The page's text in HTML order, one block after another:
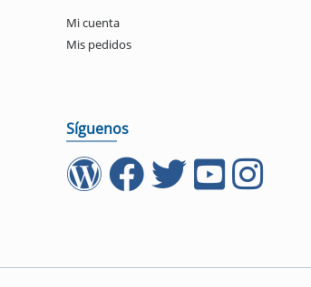
Mi cuenta
Mis pedidos
Síguenos